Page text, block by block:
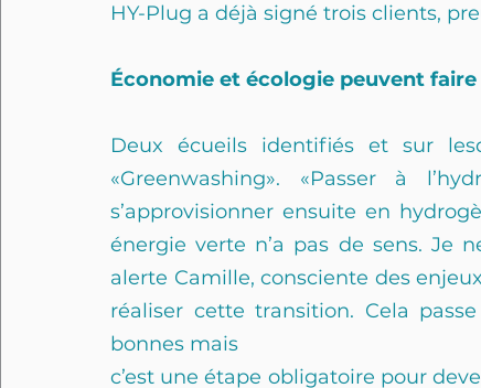
HY-Plug a déjà signé trois clients,
Économie et écologie peuvent
Deux écueils identifiés et sur
«Greenwashing». «Passer à
s’approvisionner ensuite en
énergie verte n’a pas de sens. Je
alerte Camille, consciente des
réaliser cette transition. Cela
bonnes mais
c’est une étape obligatoire pour